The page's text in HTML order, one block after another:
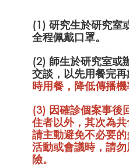
(1) 研究生於研究室
全程佩戴口罩。
(2) 師生於研究室或
交談，以先用餐完再
時用餐，降低傳播機
(3) 因確診個案事後
住者以外，其次為
請主動避免不必要
活動或會議時，請
險。